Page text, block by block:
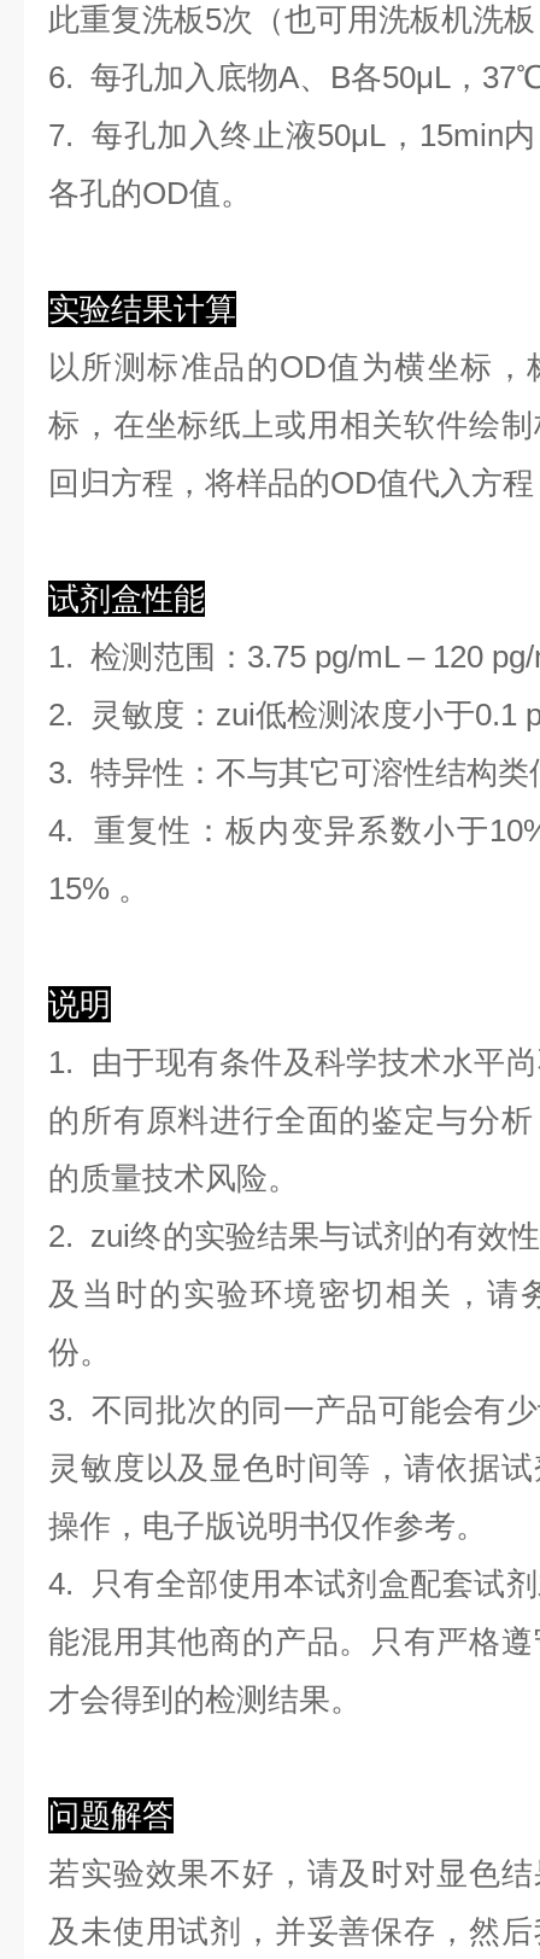
此重复洗板5次（也可用洗板机洗
6. 每孔加入底物A、B各50μL，
7. 每孔加入终止液50μL，15min
各孔的OD值。
实验结果计算
以所测标准品的OD值为横坐标，
标，在坐标纸上或用相关软件绘制
回归方程 ， 将样品的OD值代入方
试剂盒性能
1. 检测范围 ： 3.75 pg/mL –120 pg/
2. 灵敏度：zui低检测浓度小于0.1
3. 特异性：不与其它可溶性结构类
4. 重复性：板内变异系数小于10
15% 。
说明
1. 由于现有条件及科学技术水平
的所有原料进行全面的鉴定与分
的质量技术风险。
2. zui终的实验结果与试剂的有效
及当时的实验环境密切相关，请
份。
3. 不同批次的同一产品可能会有
灵敏度以及显色时间等，请依据
操作，电子版说明书仅作参考。
4. 只有全部使用本试剂盒配套试
能混用其他商的产品。只有严格
才会得到的检测结果。
问题解答
若实验效果不好，请及时对显色
及未使用试剂，并妥善保存，然